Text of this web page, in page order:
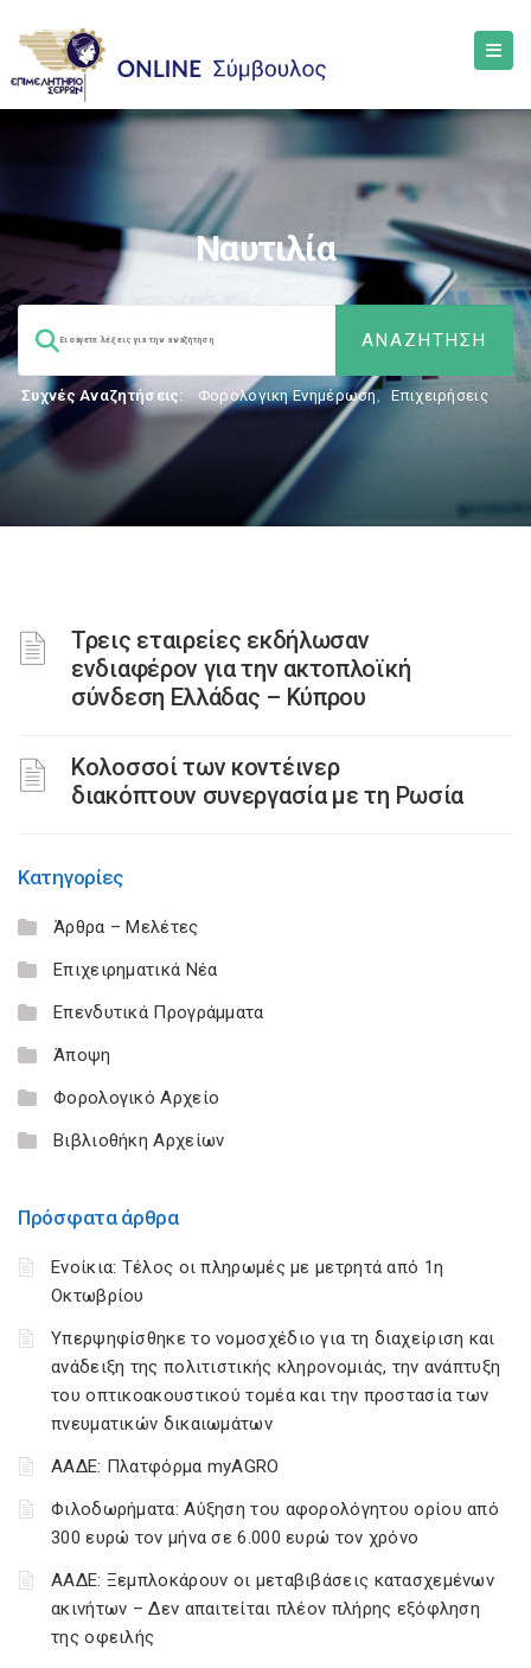
Ναυτιλία
Συχνές Αναζητήσεις: Φορολογικη Ενημέρωση, Επιχειρήσεις
Τρεις εταιρείες εκδήλωσαν
ενδιαφέρον για την ακτοπλοϊκή
σύνδεση Ελλάδας – Κύπρου
Κολοσσοί των κοντέινερ
διακόπτουν συνεργασία με τη Ρωσία
Κατηγορίες
Άρθρα – Μελέτες
Επιχειρηματικά Νέα
Επενδυτικά Προγράμματα
Άποψη
Φορολογικό Αρχείο
Βιβλιοθήκη Αρχείων
Πρόσφατα άρθρα
Ενοίκια: Τέλος οι πληρωμές με μετρητά από 1η
Οκτωβρίου
Υπερψηφίσθηκε το νομοσχέδιο για τη διαχείριση και
ανάδειξη της πολιτιστικής κληρονομιάς, την ανάπτυξη
του οπτικοακουστικού τομέα και την προστασία των
πνευματικών δικαιωμάτων
ΑΑΔΕ: Πλατφόρμα myAGRO
Φιλοδωρήματα: Αύξηση του αφορολόγητου ορίου από
300 ευρώ τον μήνα σε 6.000 ευρώ τον χρόνο
ΑΑΔΕ: Ξεμπλοκάρουν οι μεταβιβάσεις κατασχεμένων
ακινήτων – Δεν απαιτείται πλέον πλήρης εξόφληση
της οφειλής